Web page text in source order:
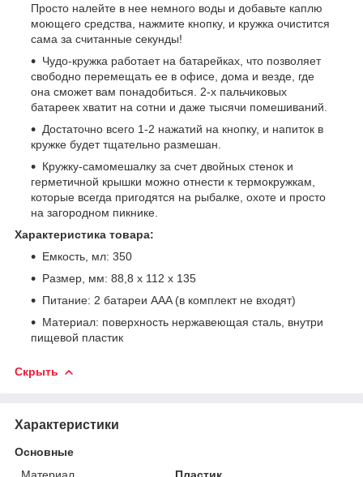
Просто налейте в нее немного воды и добавьте каплю
моющего средства, нажмите кнопку, и кружка очистится
сама за считанные секунды!
Чудо-кружка работает на батарейках, что позволяет
свободно перемещать ее в офисе, дома и везде, где
она сможет вам понадобиться. 2-х пальчиковых
батареек хватит на сотни и даже тысячи помешиваний.
Достаточно всего 1-2 нажатий на кнопку, и напиток в
кружке будет тщательно размешан.
Кружку-самомешалку за счет двойных стенок и
герметичной крышки можно отнести к термокружкам,
которые всегда пригодятся на рыбалке, охоте и просто
на загородном пикнике.
Характеристика товара:
Емкость, мл: 350
Размер, мм: 88,8 х 112 х 135
Питание: 2 батареи AAA (в комплект не входят)
Материал: поверхность нержавеющая сталь, внутри
пищевой пластик
Скрыть
Характеристики
Основные
Материал
Пластик